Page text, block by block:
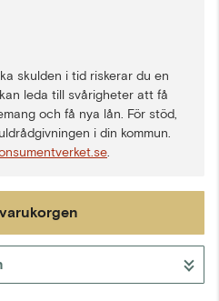
skulden i tid riskerar du en
leda till svårigheter att få
och få nya lån. För stöd,
i din kommun.
kassan